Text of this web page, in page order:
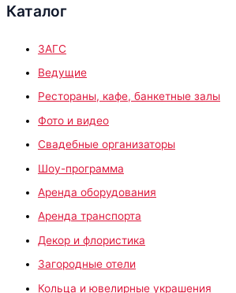
и
Каталог
ЗАГС
Ведущие
Рестораны, кафе, банкетные залы
Фото и видео
Свадебные организаторы
Шоу-программа
Аренда оборудования
Аренда транспорта
Декор и флористика
Загородные отели
Кольца и ювелирные украшения